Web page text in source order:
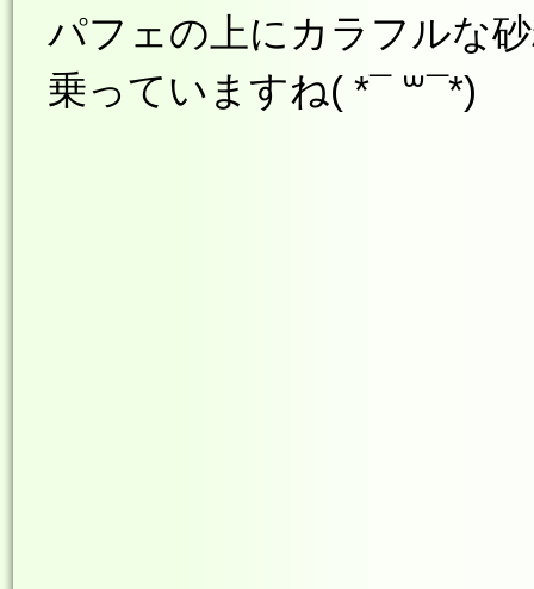
パフェの上にカラフルな
乗っていますね( *¯ ꒳¯*)